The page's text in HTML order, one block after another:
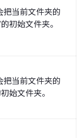
把当前文件夹的
初始文件夹。
把当前文件夹的
始文件夹。